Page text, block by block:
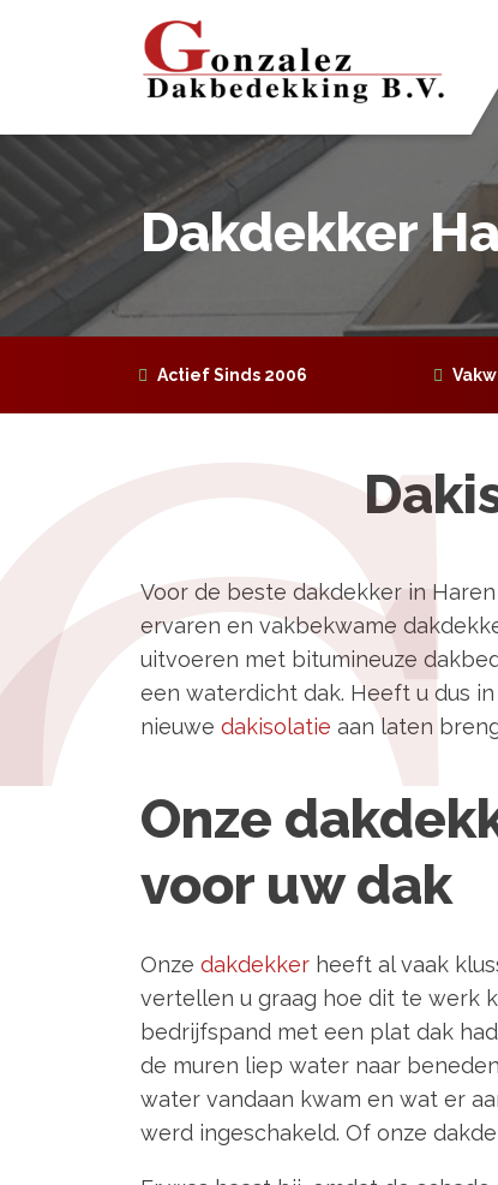
Onze diensten
Projecten
Dakdekker
Actief Sinds 2006
Voor de beste dakdekker in
ervaren en vakbekwame
uitvoeren met bitumineuze
een waterdicht dak. Heeft u dus
nieuwe dakisolatie aan laten
Onze
voor uw dak
Onze dakdekker heeft al vaak
vertellen u graag hoe dit te werk
bedrijfspand met een plat dak
de muren liep water naar
water vandaan kwam en wat er
werd ingeschakeld. Of onze